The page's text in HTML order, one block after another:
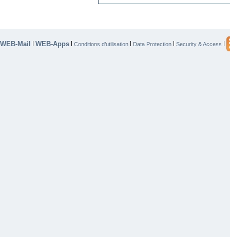
WEB-Mail | WEB-Apps | Conditions d’utilisation | Data Protection | Security & Access |